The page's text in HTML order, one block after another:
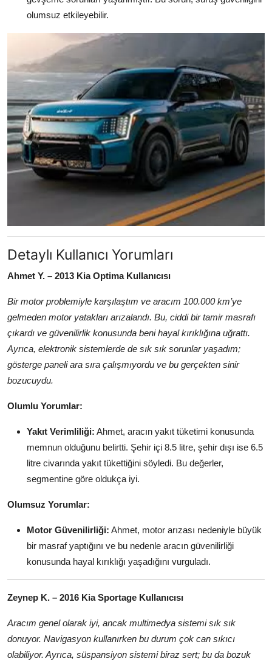
olumsuz etkileyebilir.
Detaylı Kullanıcı Yorumları
Ahmet Y. – 2013 Kia Optima Kullanıcısı
Bir motor problemiyle karşılaştım ve aracım 100.000 km’ye
gelmeden motor yatakları arızalandı. Bu, ciddi bir tamir masrafı
çıkardı ve güvenilirlik konusunda beni hayal kırıklığına uğrattı.
Ayrıca, elektronik sistemlerde de sık sık sorunlar yaşadım;
gösterge paneli ara sıra çalışmıyordu ve bu gerçekten sinir
bozucuydu.
Olumlu Yorumlar:
Yakıt Verimliliği: Ahmet, aracın yakıt tüketimi konusunda
memnun olduğunu belirtti. Şehir içi 8.5 litre, şehir dışı ise 6.5
litre civarında yakıt tükettiğini söyledi. Bu değerler,
segmentine göre oldukça iyi.
Olumsuz Yorumlar:
Motor Güvenilirliği: Ahmet, motor arızası nedeniyle büyük
bir masraf yaptığını ve bu nedenle aracın güvenilirliği
konusunda hayal kırıklığı yaşadığını vurguladı.
Zeynep K. – 2016 Kia Sportage Kullanıcısı
Aracım genel olarak iyi, ancak multimedya sistemi sık sık
donuyor. Navigasyon kullanırken bu durum çok can sıkıcı
olabiliyor. Ayrıca, süspansiyon sistemi biraz sert; bu da bozuk